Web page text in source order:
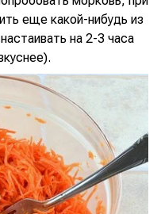
еще какой-нибудь из
на 2-3 часа